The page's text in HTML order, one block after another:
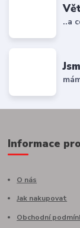
..a
Informace
O nás
Jak nakupovat
Obchodní